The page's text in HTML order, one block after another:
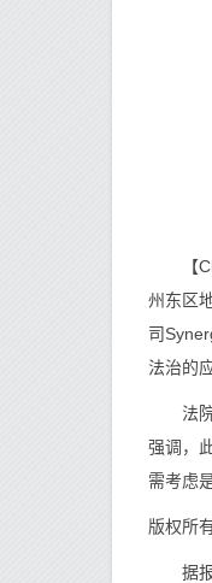
【
州东区
司
法治的
法院
强调，
需考虑
版权所
据报